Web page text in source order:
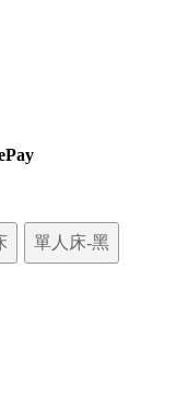
單人床-黑